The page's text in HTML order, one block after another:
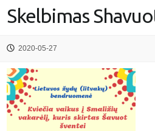
Skelbimas
2020-05-27